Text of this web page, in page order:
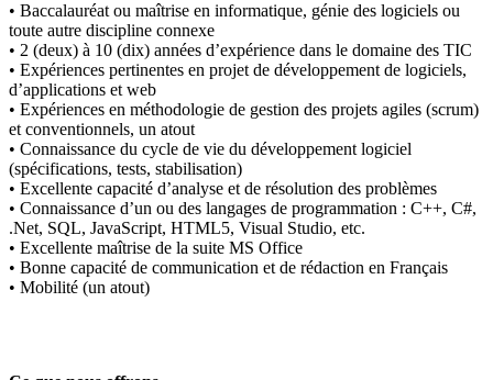
• Baccalauréat ou maîtrise en informatique, génie des logiciels ou
toute autre discipline connexe
• 2 (deux) à 10 (dix) années d’expérience dans le domaine des TIC
• Expériences pertinentes en projet de développement de logiciels,
d’applications et web
• Expériences en méthodologie de gestion des projets agiles (scrum)
et conventionnels, un atout
• Connaissance du cycle de vie du développement logiciel
(spécifications, tests, stabilisation)
• Excellente capacité d’analyse et de résolution des problèmes
• Connaissance d’un ou des langages de programmation : C++, C#,
.Net, SQL, JavaScript, HTML5, Visual Studio, etc.
• Excellente maîtrise de la suite MS Office
• Bonne capacité de communication et de rédaction en Français
• Mobilité (un atout)